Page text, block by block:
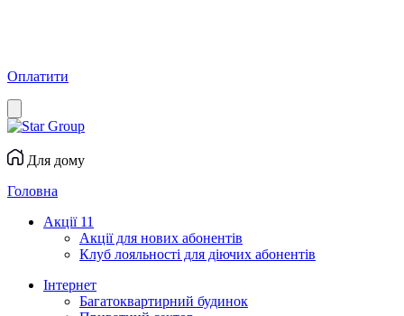
Оплатити
Для дому
Головна
Акції 11
Акції для нових абонентів
Клуб лояльності для діючих абонентів
Інтернет
Багатоквартирний будинок